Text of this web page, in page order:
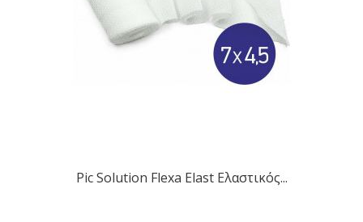
Pic Solution Flexa Elast Ελαστικός...